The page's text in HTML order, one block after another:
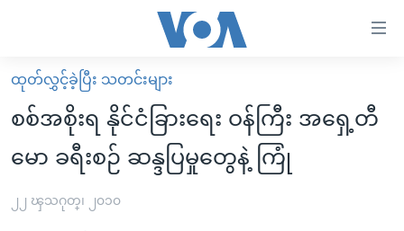
လွယ်ကူ
စေ
များ
မူလစာမျက်နှာ
မြန်မာ
ကမ္ဘာ့သတင်းများ
ထုတ်လွှင့်ခဲ့ပြီး သတင်းများ
စစ်အစိုးရ နိုင်ငံခြားရေး ဝန်ကြီး အရှေ့တီ
မော ခရီးစဉ် ဆန္ဒပြမှုတွေနဲ့ ကြုံ
၂၂ ၾသဂုတ္၊ ၂၀၁၀